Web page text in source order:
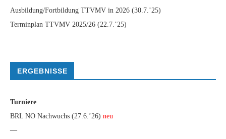
Ausbildung/Fortbildung TTVMV in 2026 (30.7.’25)
Terminplan TTVMV 2025/26 (22.7.’25)
ERGEBNISSE
Turniere
BRL NO Nachwuchs (27.6.’26) neu
—